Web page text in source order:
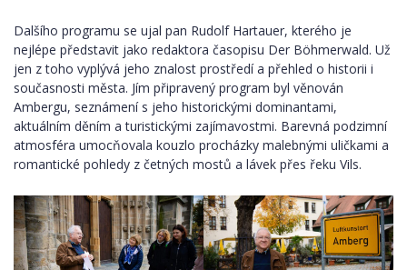
Dalšího programu se ujal pan Rudolf Hartauer, kterého je
nejlépe představit jako redaktora časopisu Der Böhmerwald. Už
jen z toho vyplývá jeho znalost prostředí a přehled o historii i
současnosti města. Jím připravený program byl věnován
Ambergu, seznámení s jeho historickými dominantami,
aktuálním děním a turistickými zajímavostmi. Barevná podzimní
atmosféra umocňovala kouzlo procházky malebnými uličkami a
romantické pohledy z četných mostů a lávek přes řeku Vils.